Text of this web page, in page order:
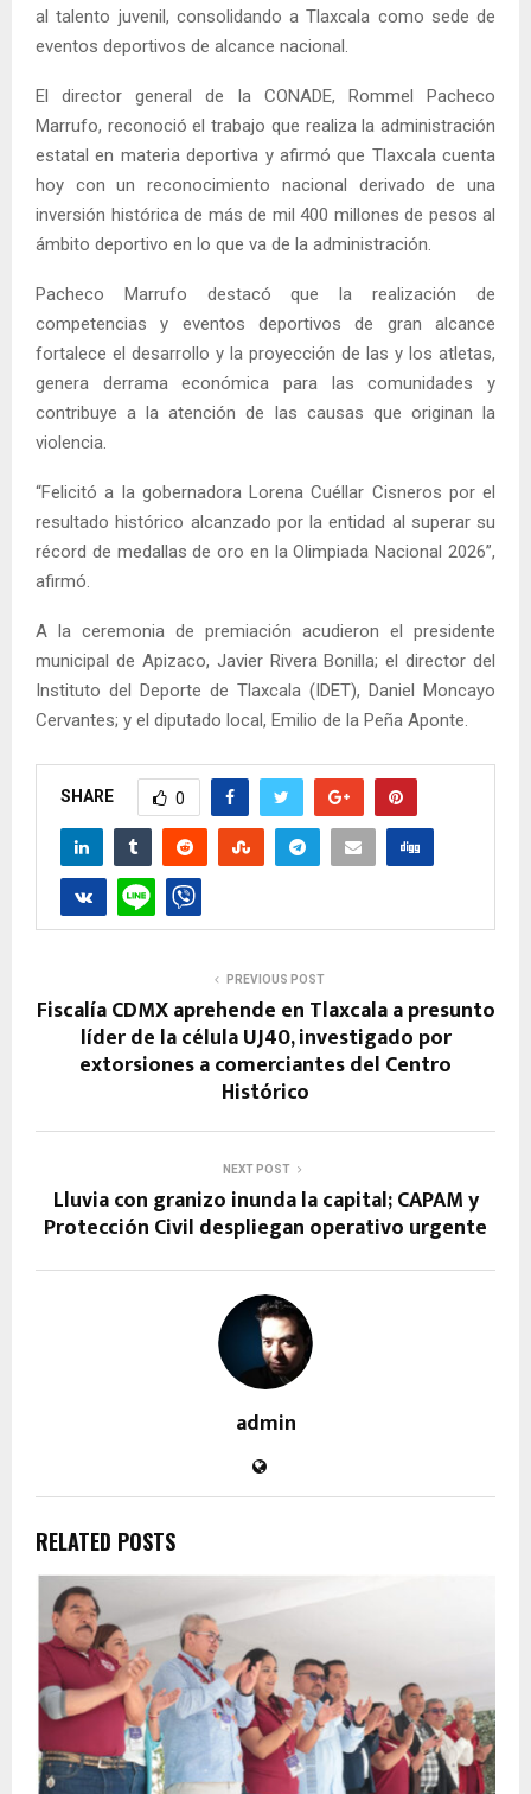
al talento juvenil, consolidando a Tlaxcala como sede de
eventos deportivos de alcance nacional.
El director general de la CONADE, Rommel Pacheco
Marrufo, reconoció el trabajo que realiza la administración
estatal en materia deportiva y afirmó que Tlaxcala cuenta
hoy con un reconocimiento nacional derivado de una
inversión histórica de más de mil 400 millones de pesos al
ámbito deportivo en lo que va de la administración.
Pacheco Marrufo destacó que la realización de
competencias y eventos deportivos de gran alcance
fortalece el desarrollo y la proyección de las y los atletas,
genera derrama económica para las comunidades y
contribuye a la atención de las causas que originan la
violencia.
“Felicitó a la gobernadora Lorena Cuéllar Cisneros por el
resultado histórico alcanzado por la entidad al superar su
récord de medallas de oro en la Olimpiada Nacional 2026”,
afirmó.
A la ceremonia de premiación acudieron el presidente
municipal de Apizaco, Javier Rivera Bonilla; el director del
Instituto del Deporte de Tlaxcala (IDET), Daniel Moncayo
Cervantes; y el diputado local, Emilio de la Peña Aponte.
SHARE 0
PREVIOUS POST
Fiscalía CDMX aprehende en Tlaxcala a presunto
líder de la célula UJ40, investigado por
extorsiones a comerciantes del Centro
Histórico
NEXT POST
Lluvia con granizo inunda la capital; CAPAM y
Protección Civil despliegan operativo urgente
admin
RELATED POSTS